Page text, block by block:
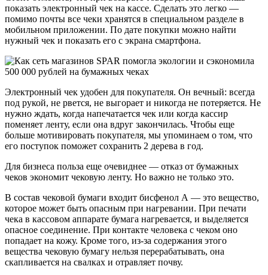
показать электронный чек на кассе. Сделать это легко —
помимо почты все чеки хранятся в специальном разделе в
мобильном приложении. По дате покупки можно найти
нужный чек и показать его с экрана смартфона.
Электронный чек удобен для покупателя. Он вечный: всегда
под рукой, не рвется, не выгорает и никогда не потеряется. Не
нужно ждать, когда напечатается чек или когда кассир
поменяет ленту, если она вдруг закончилась. Чтобы еще
больше мотивировать покупателя, мы упоминаем о том, что
его поступок поможет сохранить 2 дерева в год.
Для бизнеса польза еще очевиднее — отказ от бумажных
чеков экономит чековую ленту. Но важно не только это.
В состав чековой бумаги входит бисфенол А — это вещество,
которое может быть опасным при нагревании. При печати
чека в кассовом аппарате бумага нагревается, и выделяется
опасное соединение. При контакте человека с чеком оно
попадает на кожу. Кроме того, из-за содержания этого
вещества чековую бумагу нельзя перерабатывать, она
скапливается на свалках и отравляет почву.